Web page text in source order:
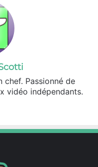
chef. Passionné de
vidéo indépendants.